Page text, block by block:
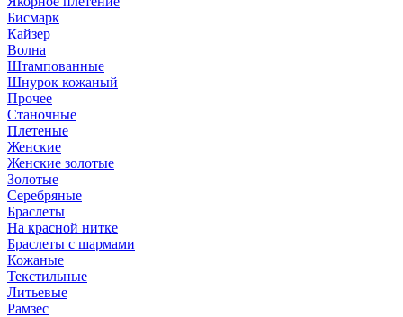
Бисмарк
Кайзер
Волна
Штампованные
Шнурок кожаный
Прочее
Станочные
Плетеные
Женские
Женские золотые
Золотые
Серебряные
Браслеты
На красной нитке
Браслеты с шармами
Кожаные
Текстильные
Литьевые
Рамзес